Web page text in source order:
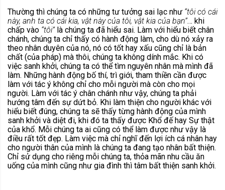
Thường thì chúng ta có những tư tưởng sai lạc như “tôi có cái
này, anh ta có cái kia, vật này của tôi, vật kia của bạn”… khi
chấp vào “tôi”là chúng ta đã hiểu sai. Làm với hiểu biết chân
chánh, chúng ta chỉ thấy có hành động làm, cho dù nó xảy ra
theo nhân duyên của nó, nó có tốt hay xấu cũng chỉ là bản
chất (của pháp) mà thôi, chúng ta không dính mắc. Khi có
việc sanh khởi, chúng ta có thể tìm nguyên nhân mà mình đã
làm. Những hành động bố thí, trì giới, tham thiền cần được
làm với tác ý không chỉ cho mỗi người mà còn cho mọi
người. Làm với tác ý chân chánh như vậy, chúng ta phải
hướng tâm đến sự dứt bỏ. Khi làm thiện cho người khác với
hiểu biết đúng, chúng ta sẽ thấy từng hành động của mình
sanh khởi và diệt đi, khi đó ta thấy được Khổ đế hay Sự thật
của khổ. Mỗi chúng ta ai cũng có thể làm được như vậy là
điều rất tốt đẹp. Làm việc mà chỉ nghĩ đến lợi ích cá nhân hay
cho người thân của mình là chúng ta đang tạo nhân bất thiện.
Chỉ sử dụng cho riêng mỗi chúng ta, thỏa mãn nhu cầu ăn
uống của mình cũng như gia đình thì tâm bất thiện sanh khởi.